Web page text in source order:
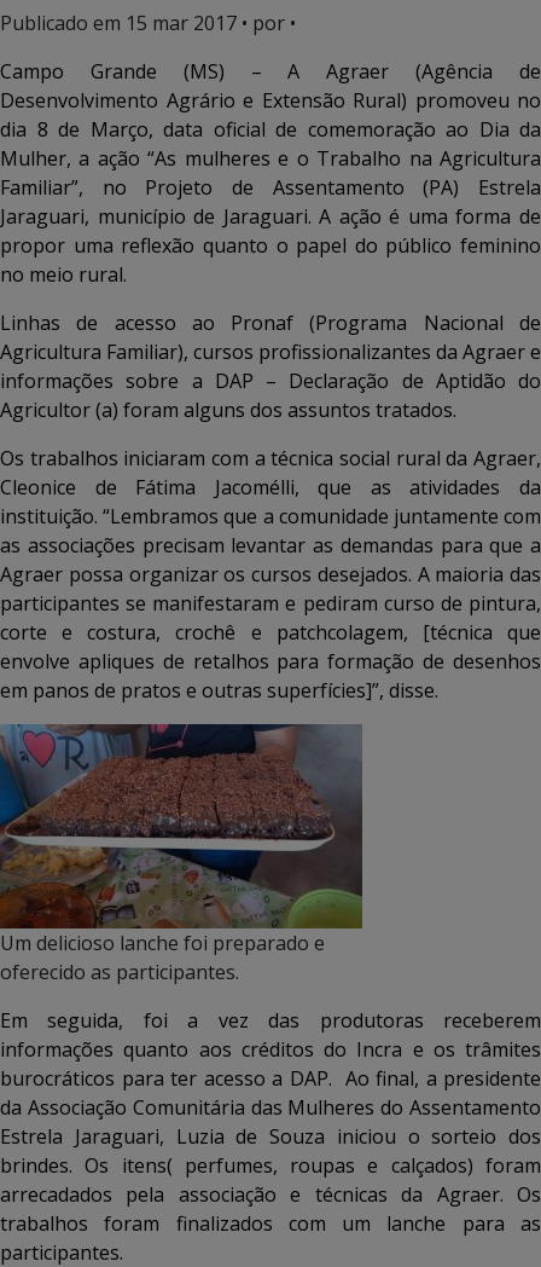
Publicado em 15 mar 2017 • por •
Campo Grande (MS) – A Agraer (Agência de
Desenvolvimento Agrário e Extensão Rural) promoveu no
dia 8 de Março, data oficial de comemoração ao Dia da
Mulher, a ação “As mulheres e o Trabalho na Agricultura
Familiar”, no Projeto de Assentamento (PA) Estrela
Jaraguari, município de Jaraguari. A ação é uma forma de
propor uma reflexão quanto o papel do público feminino
no meio rural.
Linhas de acesso ao Pronaf (Programa Nacional de
Agricultura Familiar), cursos profissionalizantes da Agraer e
informações sobre a DAP – Declaração de Aptidão do
Agricultor (a) foram alguns dos assuntos tratados.
Os trabalhos iniciaram com a técnica social rural da Agraer,
Cleonice de Fátima Jacomélli, que as atividades da
instituição. “Lembramos que a comunidade juntamente com
as associações precisam levantar as demandas para que a
Agraer possa organizar os cursos desejados. A maioria das
participantes se manifestaram e pediram curso de pintura,
corte e costura, crochê e patchcolagem, [técnica que
envolve apliques de retalhos para formação de desenhos
em panos de pratos e outras superfícies]”, disse.
Um delicioso lanche foi preparado e
oferecido as participantes.
Em seguida, foi a vez das produtoras receberem
informações quanto aos créditos do Incra e os trâmites
burocráticos para ter acesso a DAP. Ao final, a presidente
da Associação Comunitária das Mulheres do Assentamento
Estrela Jaraguari, Luzia de Souza iniciou o sorteio dos
brindes. Os itens( perfumes, roupas e calçados) foram
arrecadados pela associação e técnicas da Agraer. Os
trabalhos foram finalizados com um lanche para as
participantes.